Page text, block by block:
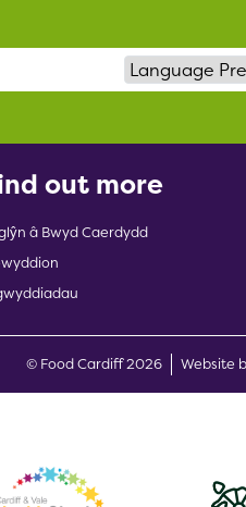
Language Preference
out more
â Bwyd Caerdydd
© Food Cardiff 2026 Website